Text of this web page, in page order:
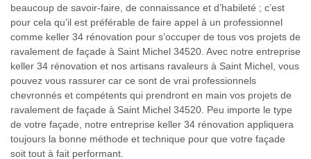
beaucoup de savoir-faire, de connaissance et d’habileté ; c’est
pour cela qu’il est préférable de faire appel à un professionnel
comme keller 34 rénovation pour s’occuper de tous vos projets de
ravalement de façade à Saint Michel 34520. Avec notre entreprise
keller 34 rénovation et nos artisans ravaleurs à Saint Michel, vous
pouvez vous rassurer car ce sont de vrai professionnels
chevronnés et compétents qui prendront en main vos projets de
ravalement de façade à Saint Michel 34520. Peu importe le type
de votre façade, notre entreprise keller 34 rénovation appliquera
toujours la bonne méthode et technique pour que votre façade
soit tout à fait performant.